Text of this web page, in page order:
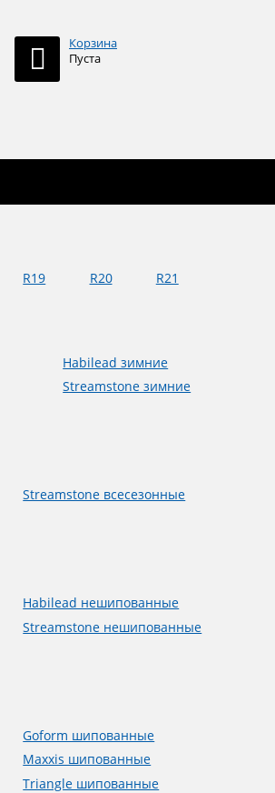
Корзина
Пуста
R19 R20 R21
Habilead зимние
Streamstone зимние
Streamstone всесезонные
Habilead нешипованные
Streamstone нешипованные
Goform шипованные
Maxxis шипованные
Triangle шипованные